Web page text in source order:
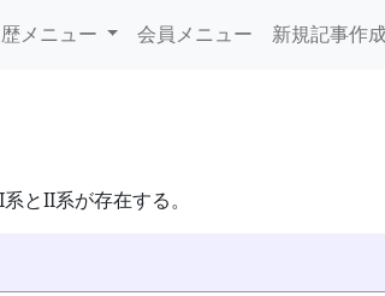
メニュー 会員メニュー 新規記事作
とII系が存在する。